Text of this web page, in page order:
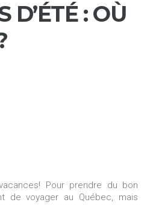
D’ÉTÉ : OÙ
Pour prendre du bon
de voyager au Québec, mais